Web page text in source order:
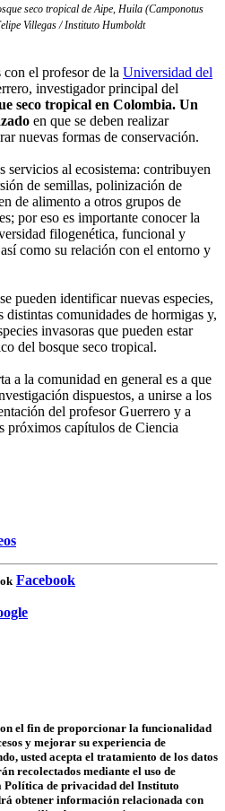
seco tropical de Aipe, Huila (Camponotus
Villegas / Instituto Humboldt
el profesor de la Universidad del
investigador principal del
seco tropical en Colombia. Un
en que se deben realizar
nuevas formas de conservación.
servicios al ecosistema: contribuyen
de semillas, polinización de
de alimento a otros grupos de
por eso es importante conocer la
filogenética, funcional y
como su relación con el entorno y
pueden identificar nuevas especies,
distintas comunidades de hormigas y,
invasoras que pueden estar
del bosque seco tropical.
a la comunidad en general es a que
dispuestos, a unirse a los
del profesor Guerrero y a
próximos capítulos de Ciencia
Facebook
el fin de proporcionar la funcionalidad
y mejorar su experiencia de
usted acepta el tratamiento de los datos
recolectados mediante el uso de
Política de privacidad del Instituto
obtener información relacionada con